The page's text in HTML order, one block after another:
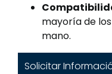
mayoría de
mano.
Solicitar